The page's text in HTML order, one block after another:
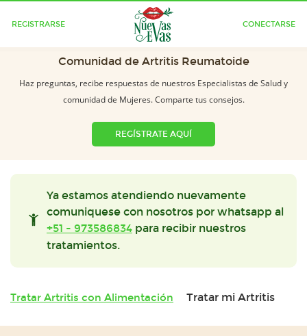
REGISTRARSE CONECTARSE
Comunidad de Artritis Reumatoide
Haz preguntas, recibe respuestas de nuestros Especialistas de Salud y
comunidad de Mujeres. Comparte tus consejos.
REGÍSTRATE AQUÍ
Ya estamos atendiendo nuevamente
comuniquese con nosotros por whatsapp al
+51 - 973586834 para recibir nuestros
tratamientos.
Tratar Artritis con Alimentación Tratar mi Artritis